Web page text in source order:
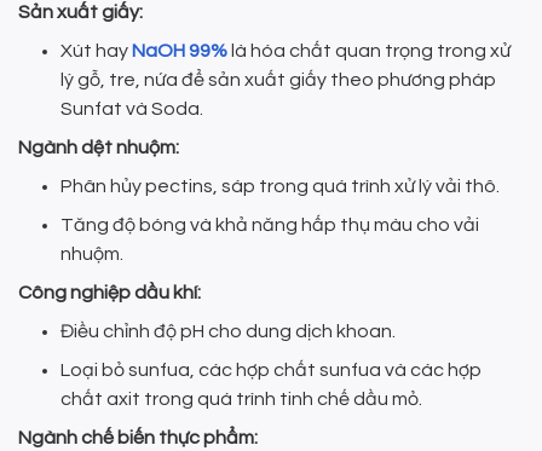
Sản xuất giấy:
Xút hayNaOH 99%là hóa chất quan trọng trong xử
lý gỗ, tre, nứa để sản xuất giấy theo phương pháp
Sunfat và Soda.
Ngành dệt nhuộm:
Phân hủy pectins, sáp trong quá trình xử lý vải thô.
Tăng độ bóng và khả năng hấp thụ màu cho vải
nhuộm.
Công nghiệp dầu khí:
Điều chỉnh độ pH cho dung dịch khoan.
Loại bỏ sunfua, các hợp chất sunfua và các hợp
chất axit trong quá trình tinh chế dầu mỏ.
Ngành chế biến thực phẩm: